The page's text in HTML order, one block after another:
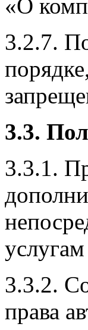
«О
3.2.7.
3.3.
3.3.1.
3.3.2.
права